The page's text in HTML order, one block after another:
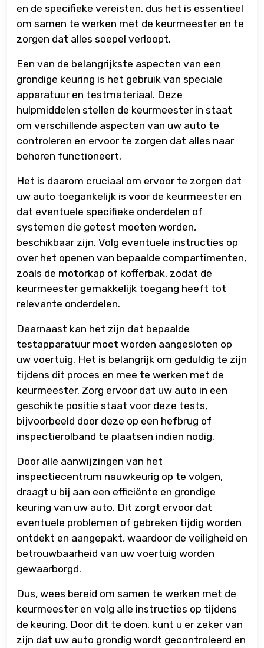
en de specifieke vereisten, dus het is essentieel
om samen te werken met de keurmeester en te
zorgen dat alles soepel verloopt.
Een van de belangrijkste aspecten van een
grondige keuring is het gebruik van speciale
apparatuur en testmateriaal. Deze
hulpmiddelen stellen de keurmeester in staat
om verschillende aspecten van uw auto te
controleren en ervoor te zorgen dat alles naar
behoren functioneert.
Het is daarom cruciaal om ervoor te zorgen dat
uw auto toegankelijk is voor de keurmeester en
dat eventuele specifieke onderdelen of
systemen die getest moeten worden,
beschikbaar zijn. Volg eventuele instructies op
over het openen van bepaalde compartimenten,
zoals de motorkap of kofferbak, zodat de
keurmeester gemakkelijk toegang heeft tot
relevante onderdelen.
Daarnaast kan het zijn dat bepaalde
testapparatuur moet worden aangesloten op
uw voertuig. Het is belangrijk om geduldig te zijn
tijdens dit proces en mee te werken met de
keurmeester. Zorg ervoor dat uw auto in een
geschikte positie staat voor deze tests,
bijvoorbeeld door deze op een hefbrug of
inspectierolband te plaatsen indien nodig.
Door alle aanwijzingen van het
inspectiecentrum nauwkeurig op te volgen,
draagt u bij aan een efficiënte en grondige
keuring van uw auto. Dit zorgt ervoor dat
eventuele problemen of gebreken tijdig worden
ontdekt en aangepakt, waardoor de veiligheid en
betrouwbaarheid van uw voertuig worden
gewaarborgd.
Dus, wees bereid om samen te werken met de
keurmeester en volg alle instructies op tijdens
de keuring. Door dit te doen, kunt u er zeker van
zijn dat uw auto grondig wordt gecontroleerd en